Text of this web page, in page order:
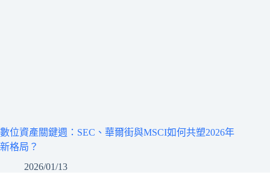
數位資產關鍵週：SEC、華爾街與MSCI如何共塑2026年
新格局？
2026/01/13